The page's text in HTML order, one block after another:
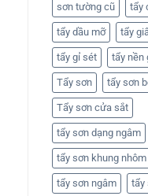
sơn tường cũ tẩy
tẩy dầu mỡ tẩy
tẩy gỉ sét tẩy nền
Tẩy sơn tẩy sơn
Tẩy sơn cửa sắt
tẩy sơn dạng ngâm
tẩy sơn khung nhôm
tẩy sơn ngâm tẩy